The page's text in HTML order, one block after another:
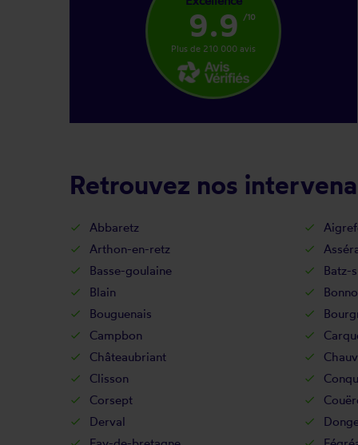
9.9 /10
Plus de 210 000 avis
Retrouvez nos
Abbaretz
Arthon-en-retz
Basse-goulaine
Batz-
Blain
Bouguenais
Campbon
Châteaubriant
Clisson
Corsept
Derval